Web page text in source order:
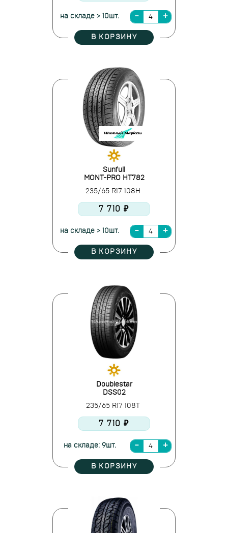
на складе > 10шт.
В КОРЗИНУ
Sunfull
MONT-PRO HT782
235/65 R17 108H
7 710 ₽
на складе > 10шт.
В КОРЗИНУ
Doublestar
DSS02
235/65 R17 108T
7 710 ₽
на складе: 9шт.
В КОРЗИНУ